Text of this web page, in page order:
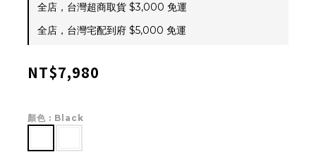
全店，台灣超商取貨 $3,000 免運
全店，台灣宅配到府 $5,000 免運
NT$7,980
顏色 : Black